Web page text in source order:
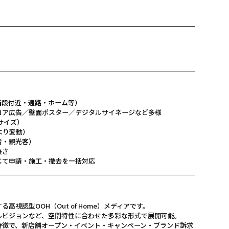
付近・通路・ホーム等）
広告／壁面ポスター／デジタルサイネージなど多様
ズ）
変動）
観光客）
申請・施工・撤去を一括対応
高視認型OOH（Out of Home）メディアです。
ジョンなど、空間特性に合わせた多彩な形式で展開可能。
で、新店舗オープン・イベント・キャンペーン・ブランド訴求